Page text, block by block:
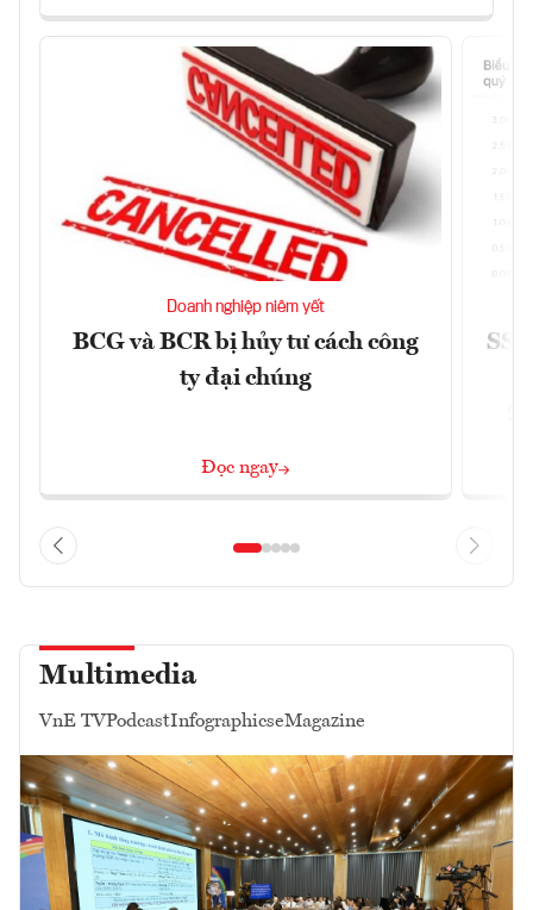
Doanh nghiệp niêm yết
BCG và BCR bị hủy tư cách công
ty đại chúng
Đọc ngay
SSI
Multimedia
VnE TVPodcastInfographicseMagazine